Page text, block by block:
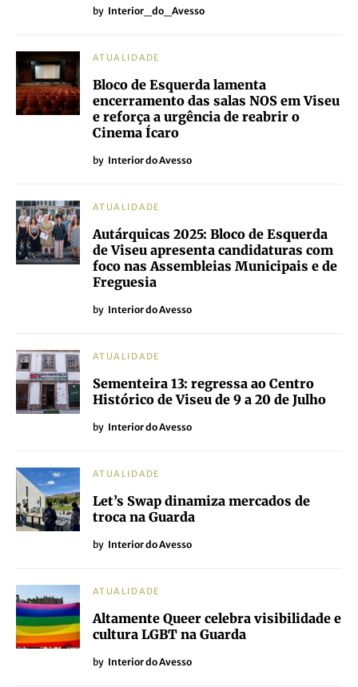
by Interior_do_Avesso
ATUALIDADE
Bloco de Esquerda lamenta
encerramento das salas NOS em Viseu
e reforça a urgência de reabrir o
Cinema Ícaro
by Interior do Avesso
ATUALIDADE
Autárquicas 2025: Bloco de Esquerda
de Viseu apresenta candidaturas com
foco nas Assembleias Municipais e de
Freguesia
by Interior do Avesso
ATUALIDADE
Sementeira 13: regressa ao Centro
Histórico de Viseu de 9 a 20 de Julho
by Interior do Avesso
ATUALIDADE
Let’s Swap dinamiza mercados de
troca na Guarda
by Interior do Avesso
ATUALIDADE
Altamente Queer celebra visibilidade e
cultura LGBT na Guarda
by Interior do Avesso